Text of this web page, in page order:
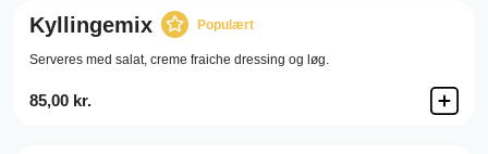
Kyllingemix Populært
Serveres med salat, creme fraiche dressing og løg.
85,00 kr.